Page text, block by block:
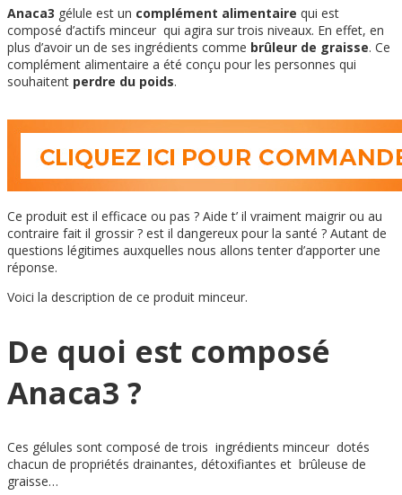
Anaca3 gélule est un complément alimentaire qui est
composé d’actifs minceur qui agira sur trois niveaux. En effet, en
plus d’avoir un de ses ingrédients comme brûleur de graisse. Ce
complément alimentaire a été conçu pour les personnes qui
souhaitent perdre du poids.
Ce produit est il efficace ou pas ? Aide t’ il vraiment maigrir ou au
contraire fait il grossir ? est il dangereux pour la santé ? Autant de
questions légitimes auxquelles nous allons tenter d’apporter une
réponse.
Voici la description de ce produit minceur.
De quoi est composé
Anaca3 ?
Ces gélules sont composé de trois ingrédients minceur dotés
chacun de propriétés drainantes, détoxifiantes et brûleuse de
graisse…